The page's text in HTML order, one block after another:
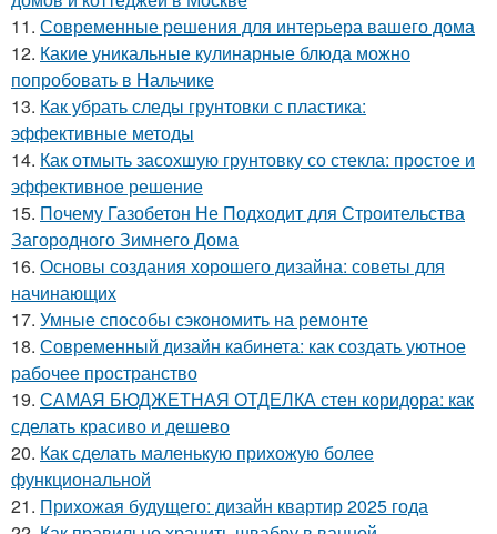
11. Современные решения для интерьера вашего дома
12. Какие уникальные кулинарные блюда можно
попробовать в Нальчике
13. Как убрать следы грунтовки с пластика:
эффективные методы
14. Как отмыть засохшую грунтовку со стекла: простое и
эффективное решение
15. Почему Газобетон Не Подходит для Строительства
Загородного Зимнего Дома
16. Основы создания хорошего дизайна: советы для
начинающих
17. Умные способы сэкономить на ремонте
18. Современный дизайн кабинета: как создать уютное
рабочее пространство
19. САМАЯ БЮДЖЕТНАЯ ОТДЕЛКА стен коридора: как
сделать красиво и дешево
20. Как сделать маленькую прихожую более
функциональной
21. Прихожая будущего: дизайн квартир 2025 года